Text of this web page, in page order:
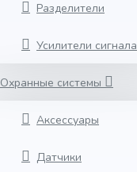
Разделители
Усилители сигнала
Охранные системы
Аксессуары
Датчики